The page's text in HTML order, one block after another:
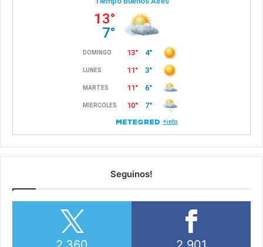
Seguinos!